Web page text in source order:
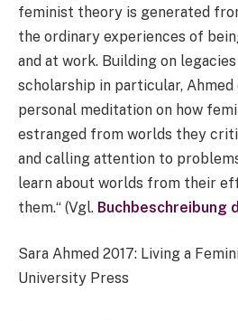
feminist theory is generated
the ordinary experiences of
and at work. Building on
scholarship in particular,
personal meditation on how
estranged from worlds they
and calling attention to
learn about worlds from their
them.“ (Vgl. Buchbeschreibung
Sara Ahmed 2017: Living a
University Press